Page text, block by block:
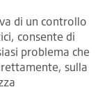
di un controllo
consente di
problema che
sulla